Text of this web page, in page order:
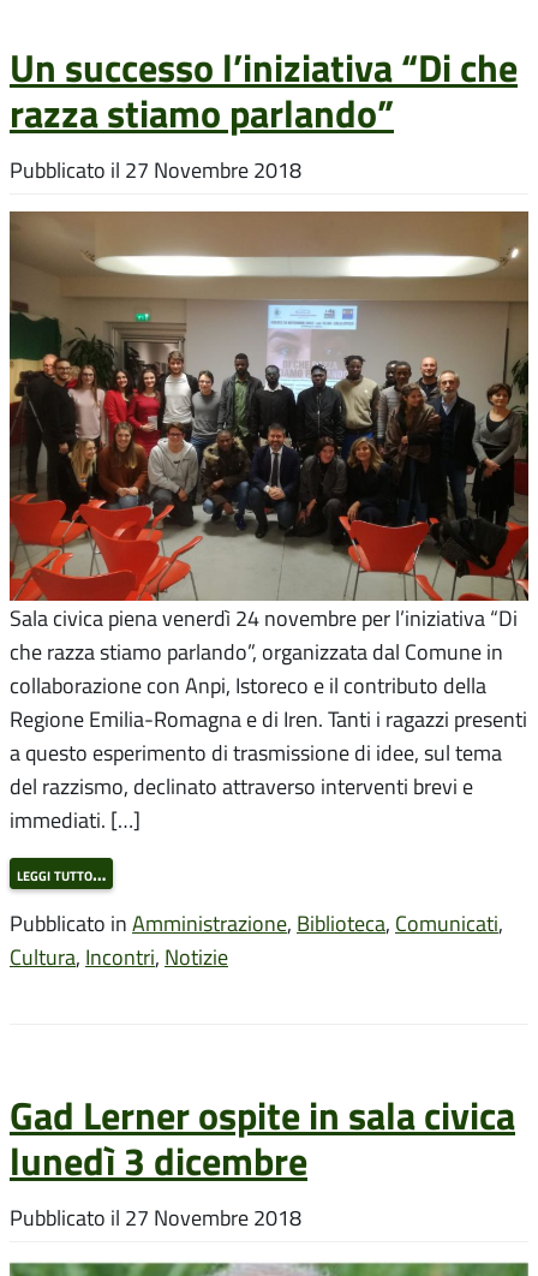
Un successo l’iniziativa “Di che
razza stiamo parlando”
Pubblicato il 27 Novembre 2018
Sala civica piena venerdì 24 novembre per l’iniziativa “Di
che razza stiamo parlando”, organizzata dal Comune in
collaborazione con Anpi, Istoreco e il contributo della
Regione Emilia-Romagna e di Iren. Tanti i ragazzi presenti
a questo esperimento di trasmissione di idee, sul tema
del razzismo, declinato attraverso interventi brevi e
immediati. […]
leggi tutto…
Pubblicato in Amministrazione, Biblioteca, Comunicati,
Cultura, Incontri, Notizie
Gad Lerner ospite in sala civica
lunedì 3 dicembre
Pubblicato il 27 Novembre 2018